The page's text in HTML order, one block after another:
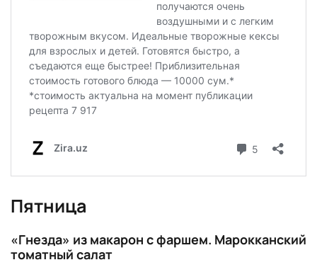
Пятница
«Гнезда» из макарон с фаршем. Марокканский
томатный салат